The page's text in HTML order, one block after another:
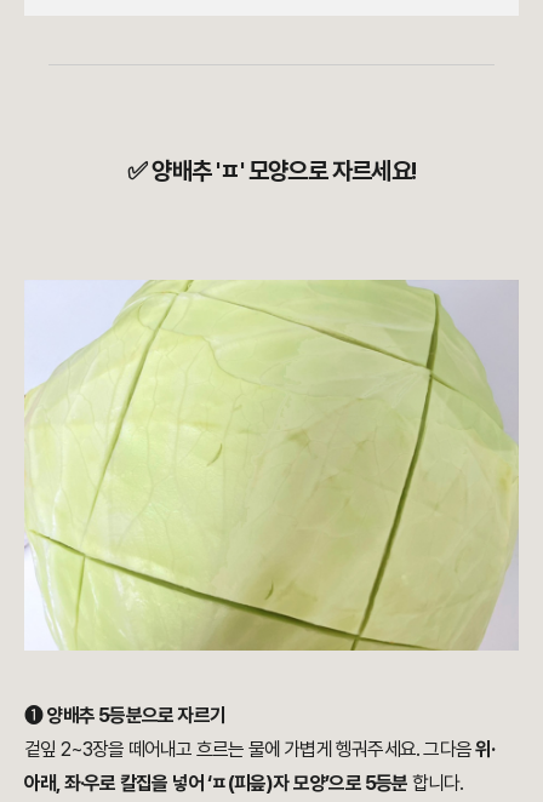
✅ 양배추 'ㅍ' 모양으로 자르세요!
➊양배추 5등분으로 자르기
겉잎 2~3장을 떼어내고 흐르는 물에 가볍게 헹궈주세요. 그다음위·
아래, 좌·우로 칼집을 넣어 ‘ㅍ(피읖)자 모양’으로 5등분 합니다.